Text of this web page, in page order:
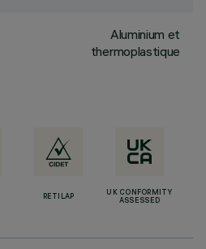
Aluminium et
thermoplastique
RETILAP
UK CONFORMITY
ASSESSED